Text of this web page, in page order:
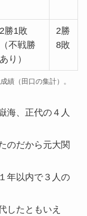
2勝1敗
（不戦勝
あり）
2勝
8敗
績（田口の集計）。
海、正代の４人
のだから元大関
年以内で３人の
したともいえ